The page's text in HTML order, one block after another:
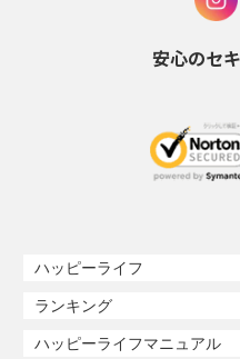
安心のセ
ハッピーライフ
ランキング
ハッピーライフマニュアル